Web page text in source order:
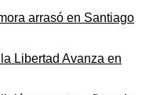
Libertad Avanza en